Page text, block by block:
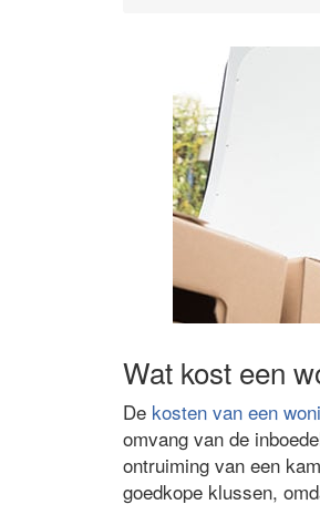
Wat kost een
De kosten van een
omvang van de
ontruiming van een
goedkope klussen,